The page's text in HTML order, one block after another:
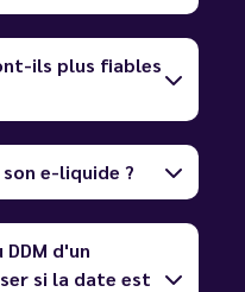
ils plus fiables
e-liquide ?
d'un
si la date est